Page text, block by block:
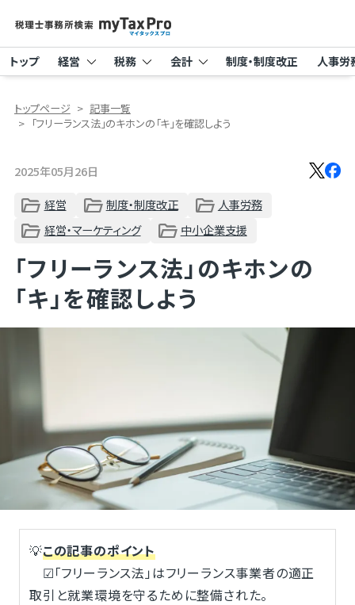
トップ 経営 税務 会計 制度・制度改正 人事労
トップページ
記事一覧
「フリーランス法」のキホンの「キ」を確認しよう
2025年05月26日
経営
制度・制度改正
人事労務
経営・マーケティング
中小企業支援
「フリーランス法」のキホンの
「キ」を確認しよう
💡この記事のポイント
☑「フリーランス法」はフリーランス事業者の適正
取引と就業環境を守るために整備された。